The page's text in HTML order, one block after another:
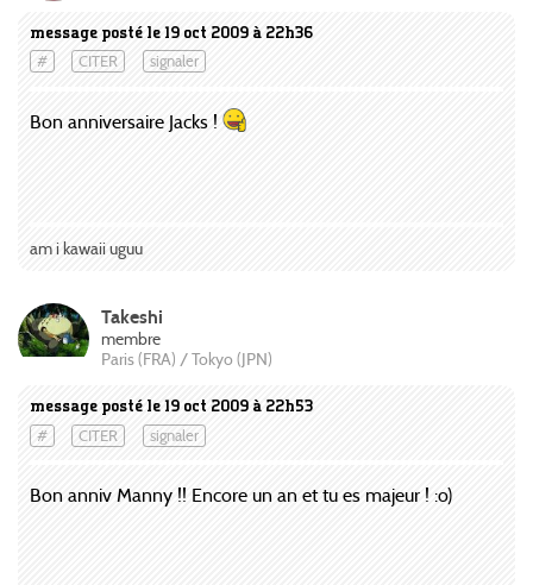
message posté le 19 oct 2009 à 22h36
# CITER signaler
Bon anniversaire Jacks !
am i kawaii uguu
message posté le 19 oct 2009 à 22h53
# CITER signaler
Takeshi
membre
Paris (FRA) / Tokyo (JPN)
Bon anniv Manny !! Encore un an et tu es majeur ! :o)